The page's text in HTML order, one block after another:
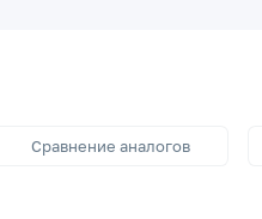
Сравнение аналогов